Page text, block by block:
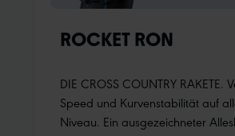
ROCKET RON
DIE CROSS COUNTRY RAKETE.
Speed und Kurvenstabilität auf
Niveau. Ein ausgezeichneter